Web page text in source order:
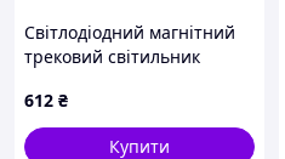
Світлодіодний магнітний
трековий світильник
12Вт 4000K чорний
612 ₴
Купити